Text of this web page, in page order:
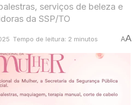
serviços de beleza e
da SSP/TO
Tempo de leitura: 2 minutos AA